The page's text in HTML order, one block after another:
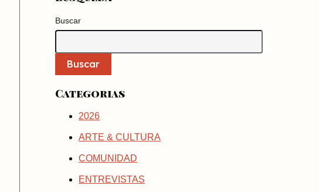
Buscar
Buscar
Categorias
2026
ARTE & CULTURA
COMUNIDAD
ENTREVISTAS